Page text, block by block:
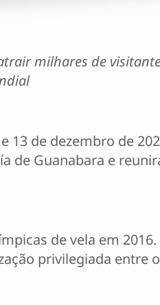
milhares de
13 de dezembro de
de Guanabara e
de vela em 2016.
privilegiada entre